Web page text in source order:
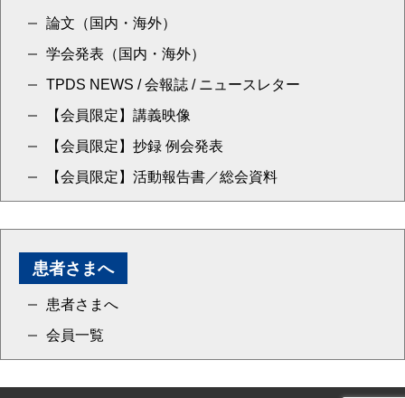
論文（国内・海外）
学会発表（国内・海外）
TPDS NEWS / 会報誌 / ニュースレター
【会員限定】講義映像
【会員限定】抄録 例会発表
【会員限定】活動報告書／総会資料
患者さまへ
患者さまへ
会員一覧